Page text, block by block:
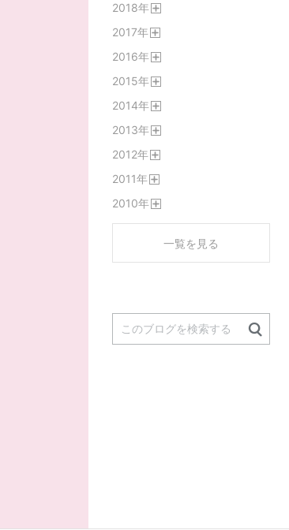
2018年
2017年
2016年
2015年
2014年
2013年
2012年
2011年
2010年
一覧を見る